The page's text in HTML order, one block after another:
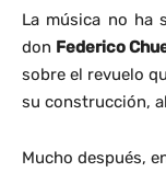
La música no ha
don Federico
sobre el revuelo
su construcción,
Mucho después,